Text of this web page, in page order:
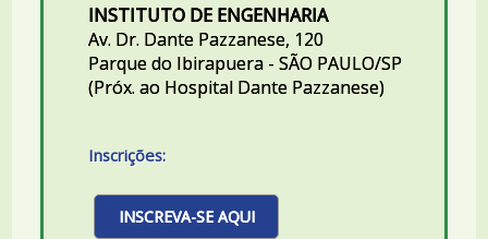
INSTITUTO DE ENGENHARIA
Av. Dr. Dante Pazzanese, 120
Parque do Ibirapuera - SÃO PAULO/SP
(Próx. ao Hospital Dante Pazzanese)
Inscrições:
INSCREVA-SE AQUI